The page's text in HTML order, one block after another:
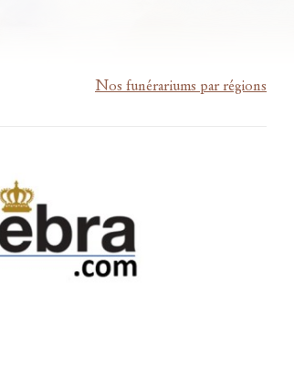
Nos funérariums par régions